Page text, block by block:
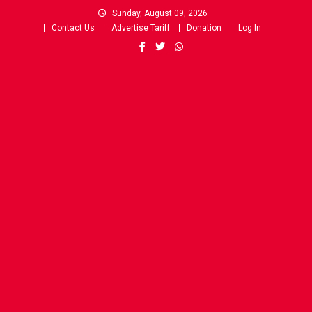
Sunday, August 09, 2026
Contact Us
Advertise Tariff Donation Log In